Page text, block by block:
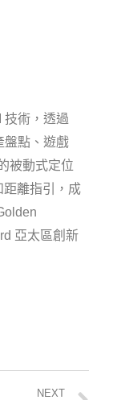
技術，透過
盤點、遊戲
被動式定位
距離指引，成
亞太區創新
NEXT